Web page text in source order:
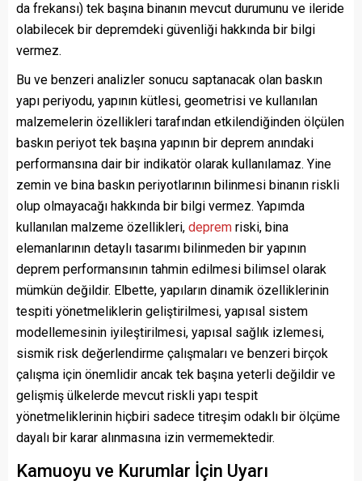
da frekansı) tek başına binanın mevcut durumunu ve ileride
olabilecek bir depremdeki güvenliği hakkında bir bilgi
vermez.
Bu ve benzeri analizler sonucu saptanacak olan baskın
yapı periyodu, yapının kütlesi, geometrisi ve kullanılan
malzemelerin özellikleri tarafından etkilendiğinden ölçülen
baskın periyot tek başına yapının bir deprem anındaki
performansına dair bir indikatör olarak kullanılamaz. Yine
zemin ve bina baskın periyotlarının bilinmesi binanın riskli
olup olmayacağı hakkında bir bilgi vermez. Yapımda
kullanılan malzeme özellikleri, deprem riski, bina
elemanlarının detaylı tasarımı bilinmeden bir yapının
deprem performansının tahmin edilmesi bilimsel olarak
mümkün değildir. Elbette, yapıların dinamik özelliklerinin
tespiti yönetmeliklerin geliştirilmesi, yapısal sistem
modellemesinin iyileştirilmesi, yapısal sağlık izlemesi,
sismik risk değerlendirme çalışmaları ve benzeri birçok
çalışma için önemlidir ancak tek başına yeterli değildir ve
gelişmiş ülkelerde mevcut riskli yapı tespit
yönetmeliklerinin hiçbiri sadece titreşim odaklı bir ölçüme
dayalı bir karar alınmasına izin vermemektedir.
Kamuoyu ve Kurumlar İçin Uyarı